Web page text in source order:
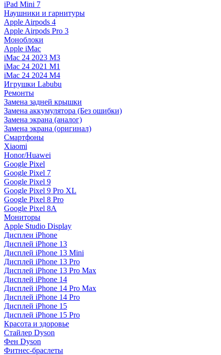
iPad Mini 7
Наушники и гарнитуры
Apple Airpods 4
Apple Airpods Pro 3
Моноблоки
Apple iMac
iMac 24 2023 M3
iMac 24 2021 M1
iMac 24 2024 M4
Игрушки Labubu
Ремонты
Замена задней крышки
Замена аккумулятора (Без ошибки)
Замена экрана (аналог)
Замена экрана (оригинал)
Смартфоны
Xiaomi
Honor/Huawei
Google Pixel
Google Pixel 7
Google Pixel 9
Google Pixel 9 Pro XL
Google Pixel 8 Pro
Google Pixel 8A
Мониторы
Apple Studio Display
Дисплеи iPhone
Дисплей iPhone 13
Дисплей iPhone 13 Mini
Дисплей iPhone 13 Pro
Дисплей iPhone 13 Pro Max
Дисплей iPhone 14
Дисплей iPhone 14 Pro Max
Дисплей iPhone 14 Pro
Дисплей iPhone 15
Дисплей iPhone 15 Pro
Красота и здоровье
Стайлер Dyson
Фен Dyson
Фитнес-браслеты